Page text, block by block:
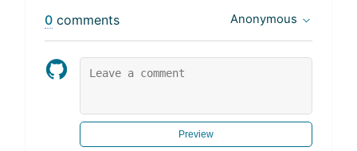
0 comments Anonymous
Preview